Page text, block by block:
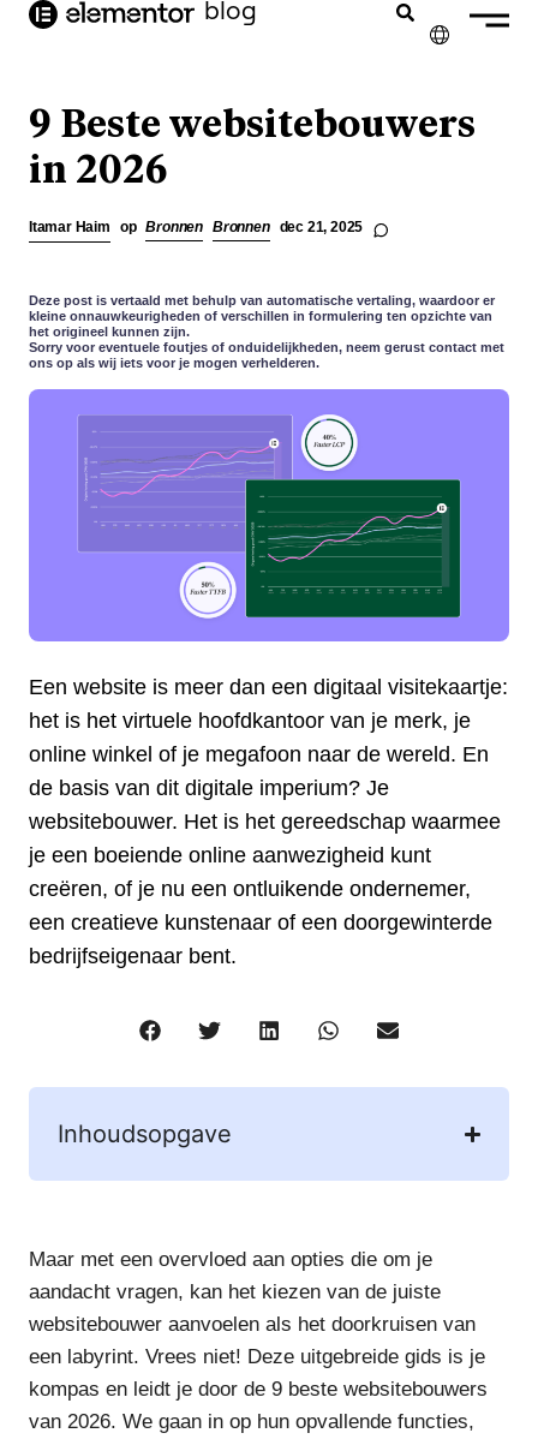
blog
ESPAÑOL
ITALIANO
9 Beste websitebouwers
in 2026
Itamar Haim op Bronnen Bronnen dec 21, 2025
Deze post is vertaald met behulp van automatische vertaling, waardoor er
kleine onnauwkeurigheden of verschillen in formulering ten opzichte van
het origineel kunnen zijn.
Sorry voor eventuele foutjes of onduidelijkheden, neem gerust contact met
ons op als wij iets voor je mogen verhelderen.
Een website is meer dan een digitaal visitekaartje:
het is het virtuele hoofdkantoor van je merk, je
online winkel of je megafoon naar de wereld. En
de basis van dit digitale imperium? Je
websitebouwer. Het is het gereedschap waarmee
je een boeiende online aanwezigheid kunt
creëren, of je nu een ontluikende ondernemer,
een creatieve kunstenaar of een doorgewinterde
bedrijfseigenaar bent.
Inhoudsopgave
Maar met een overvloed aan opties die om je
aandacht vragen, kan het kiezen van de juiste
websitebouwer aanvoelen als het doorkruisen van
een labyrint. Vrees niet! Deze uitgebreide gids is je
kompas en leidt je door de 9 beste websitebouwers
van 2026. We gaan in op hun opvallende functies,